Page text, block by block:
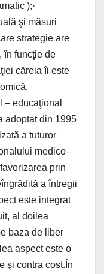
);·
şi măsuri
strategie are
în funcţie de
căreia îi este
– educaţional
adoptat din 1995
a tuturor
medico–
prin
a întregii
este integrat
al doilea
baza de liber
aspect este o
şi contra cost.În